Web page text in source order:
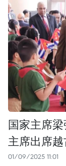
国家主席
主席出席
01/09/2025 11:01